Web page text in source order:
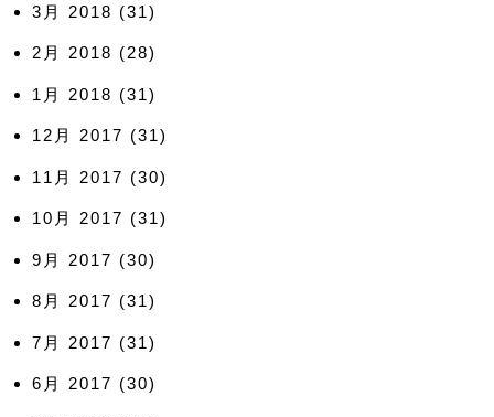
3月 2018 (31)
2月 2018 (28)
1月 2018 (31)
12月 2017 (31)
11月 2017 (30)
10月 2017 (31)
9月 2017 (30)
8月 2017 (31)
7月 2017 (31)
6月 2017 (30)